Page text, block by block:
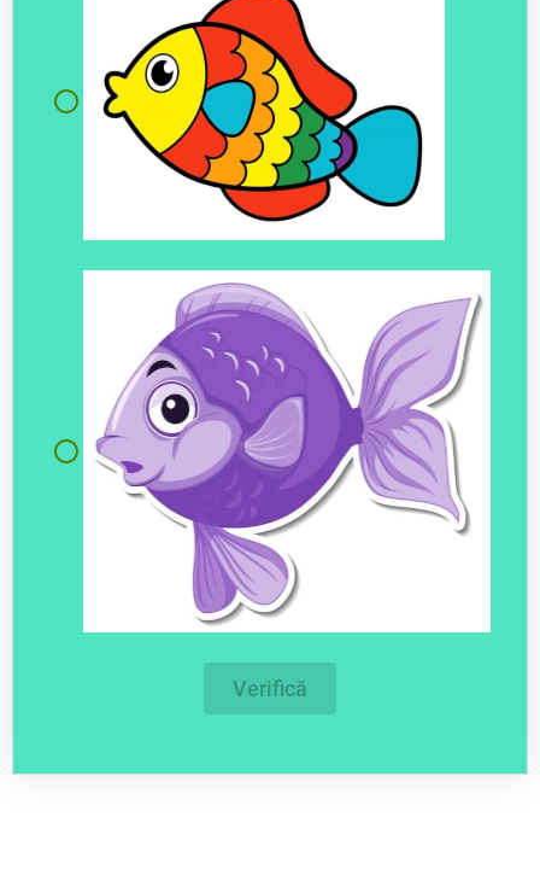
Verifică